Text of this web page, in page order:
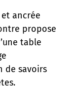
ancrée
propose
table
de savoirs